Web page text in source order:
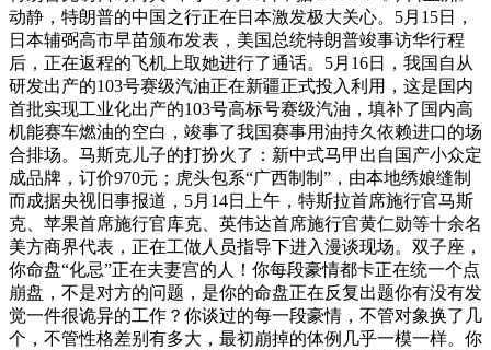
动静，特朗普的中国之行正在日本激发极大关心。5月15日，
日本辅弼高市早苗颁布发表，美国总统特朗普竣事访华行程
后，正在返程的飞机上取她进行了通话。5月16日，我国自从
研发出产的103号赛级汽油正在新疆正式投入利用，这是国内
首批实现工业化出产的103号高标号赛级汽油，填补了国内高
机能赛车燃油的空白，竣事了我国赛事用油持久依赖进口的场
合排场。马斯克儿子的打扮火了：新中式马甲出自国产小众定
成品牌，订价970元；虎头包系“广西制制”，由本地绣娘缝制
而成据央视旧事报道，5月14日上午，特斯拉首席施行官马斯
克、苹果首席施行官库克、英伟达首席施行官黄仁勋等十余名
美方商界代表，正在工做人员指导下进入漫谈现场。双子座，
你命盘“化忌”正在夫妻宫的人！你每段豪情都卡正在统一个点
崩盘，不是对方的问题，是你的命盘正在反复出题你有没有发
觉一件很诡异的工作？你谈过的每一段豪情，不管对象换了几
个，不管性格差别有多大，最初崩掉的体例几乎一模一样。你